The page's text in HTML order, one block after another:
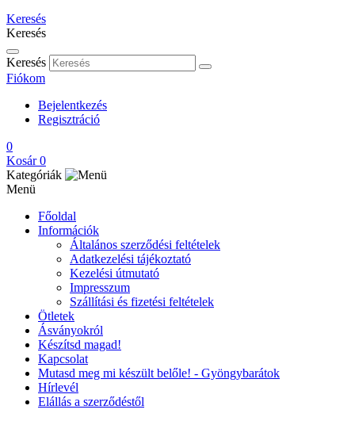
Keresés
Keresés
Keresés
Fiókom
Bejelentkezés
Regisztráció
0
Kosár 0
Kategóriák
Menü
Főoldal
Információk
Általános szerződési feltételek
Adatkezelési tájékoztató
Kezelési útmutató
Impresszum
Szállítási és fizetési feltételek
Ötletek
Ásványokról
Készítsd magad!
Kapcsolat
Mutasd meg mi készült belőle! - Gyöngybarátok
Hírlevél
Elállás a szerződéstől